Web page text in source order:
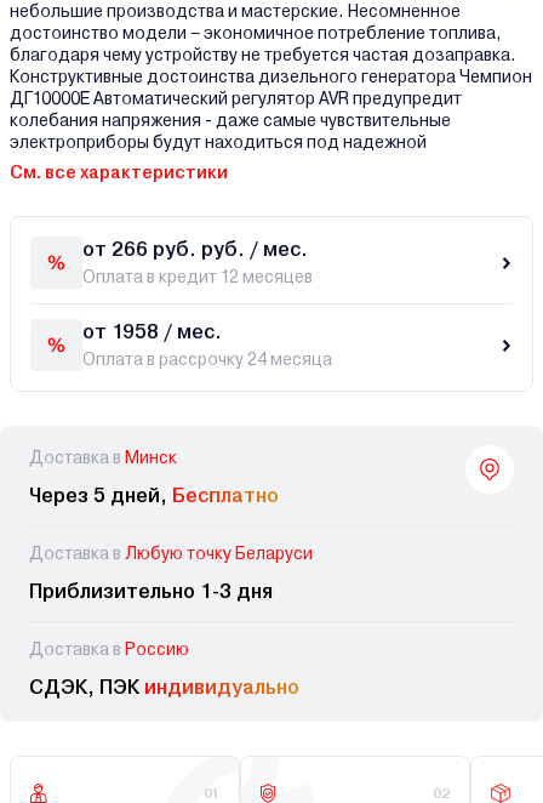
небольшие производства и мастерские. Несомненное
достоинство модели – экономичное потребление топлива,
благодаря чему устройству не требуется частая дозаправка.
Конструктивные достоинства дизельного генератора Чемпион
ДГ10000Е Автоматический регулятор AVR предупредит
колебания напряжения - даже самые чувствительные
электроприборы будут находиться под надежной
См. все характеристики
от 266 руб. руб. / мес.
Оплата в кредит 12 месяцев
от 1958 / мес.
Оплата в рассрочку 24 месяца
Доставка в Минск
Через 5 дней, Бесплатно
Доставка в Любую точку Беларуси
Приблизительно 1-3 дня
Доставка в Россию
СДЭК, ПЭК индивидуально
01 02